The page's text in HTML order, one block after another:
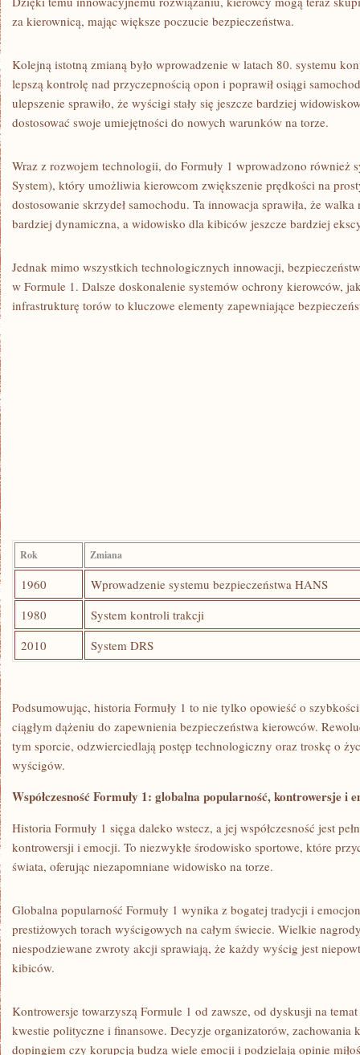
za kierownicą, mając większe poczucie bezpieczeństwa.
Kolejną istotną zmianą‌ było​ wprowadzenie w latach 80. ⁤systemu
lepszą kontrolę nad przyczepnością opon⁢ i poprawił osiągi
ulepszenie sprawiło, że wyścigi stały się ​jeszcze bardziej
dostosować swoje ‌umiejętności do nowych⁢ warunków na torze.
Wraz z ‍rozwojem technologii, do Formuły 1 ‍wprowadzono⁣ również
System), który umożliwia kierowcom zwiększenie prędkości na
⁣dostosowanie skrzydeł samochodu. Ta innowacja sprawiła, ⁢że‌ walka
⁣bardziej ​dynamiczna, a widowisko dla ‍kibiców jeszcze bardziej
Jednak mimo wszystkich technologicznych‍ innowacji,
‌w Formule ​1. Dalsze doskonalenie systemów ochrony kierowców,
infrastrukturę torów to kluczowe ​elementy zapewniające‍
Rok Zmiana
1960
Wprowadzenie ​systemu‌ bezpieczeństwa‍ HANS
1980
System kontroli trakcji
2010
System DRS
Podsumowując, historia ⁢Formuły 1 to nie tylko opowieść o
ciągłym dążeniu ⁤do zapewnienia⁣ bezpieczeństwa kierowców.
tym sporcie, odzwierciedlają postęp technologiczny ⁤oraz troskę o
wyścigów.
Współczesność‍ Formuły 1: globalna popularność, kontrowersje​ i
Historia Formuły‍ 1 sięga daleko‌ wstecz, a‌ jej współczesność jest
kontrowersji i emocji. To niezwykłe środowisko‌ sportowe,‌ które
świata, ‍oferując niezapomniane ⁢widowisko‌ na torze.
Globalna popularność Formuły 1⁤ wynika z bogatej tradycji i
prestiżowych torach ‌wyścigowych ⁣na całym świecie. Wielkie
⁢niespodziewane zwroty ‌akcji ​sprawiają, że każdy wyścig jest
kibiców.
Kontrowersje towarzyszą Formule 1⁤ od zawsze, od ​dyskusji‌ na
kwestie polityczne i finansowe. Decyzje organizatorów, zachowania
⁢dopingiem czy korupcją budzą wiele emocji i podzielają‍ opinie